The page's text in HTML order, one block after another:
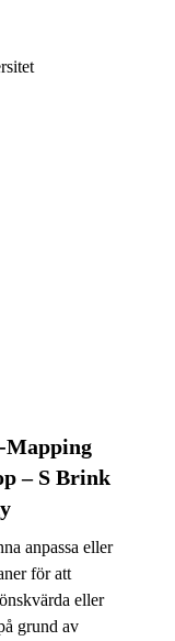
Mapping
– S Brink
anpassa eller
för att
eller
grund av